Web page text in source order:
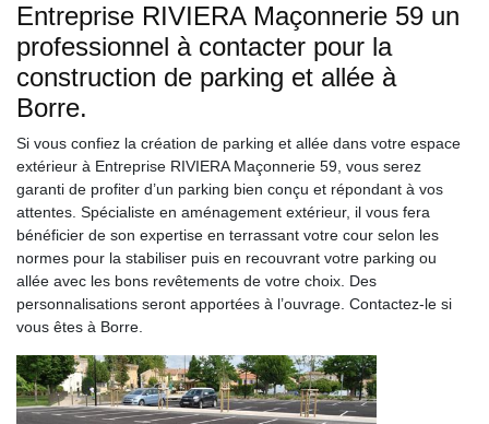
Entreprise RIVIERA Maçonnerie 59 un
professionnel à contacter pour la
construction de parking et allée à
Borre.
Si vous confiez la création de parking et allée dans votre espace
extérieur à Entreprise RIVIERA Maçonnerie 59, vous serez
garanti de profiter d’un parking bien conçu et répondant à vos
attentes. Spécialiste en aménagement extérieur, il vous fera
bénéficier de son expertise en terrassant votre cour selon les
normes pour la stabiliser puis en recouvrant votre parking ou
allée avec les bons revêtements de votre choix. Des
personnalisations seront apportées à l’ouvrage. Contactez-le si
vous êtes à Borre.